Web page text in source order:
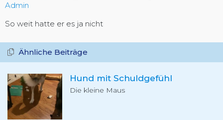
Admin
So weit hatte er es ja nicht
Ähnliche Beiträge
Hund mit Schuldgefühl
Die kleine Maus